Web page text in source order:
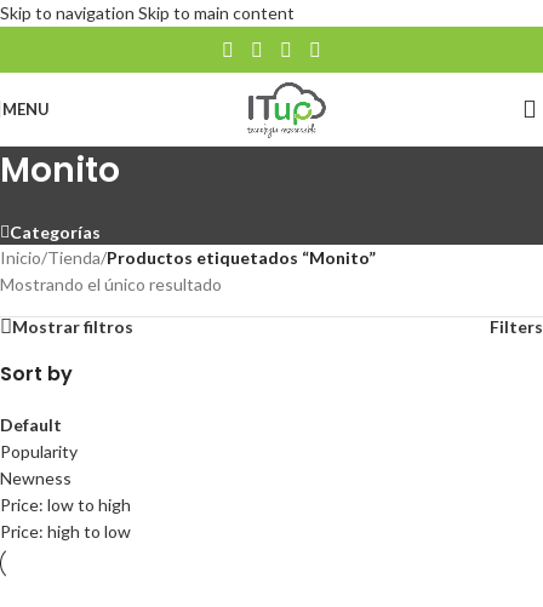
Skip to navigation Skip to main content
MENU
Monito
Categorías
Inicio/Tienda/Productos etiquetados “Monito”
Mostrando el único resultado
Mostrar filtros Filters
Sort by
Default
Popularity
Newness
Price: low to high
Price: high to low